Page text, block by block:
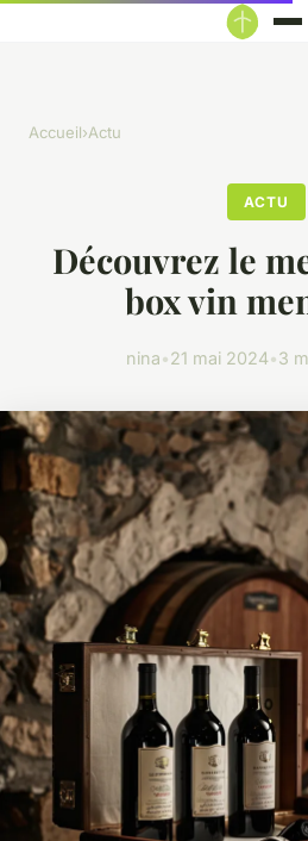
Accueil›Actu
ACTU
Découvrez le
box vin
nina•21 mai 2024•3